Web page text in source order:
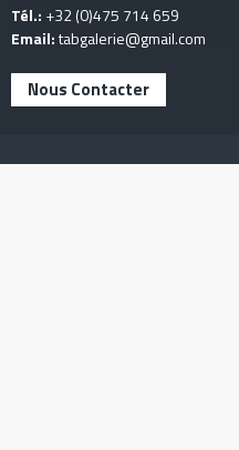
Tél.: +32 (0)475 714 659
Email:tabgalerie@gmail.com
Nous Contacter